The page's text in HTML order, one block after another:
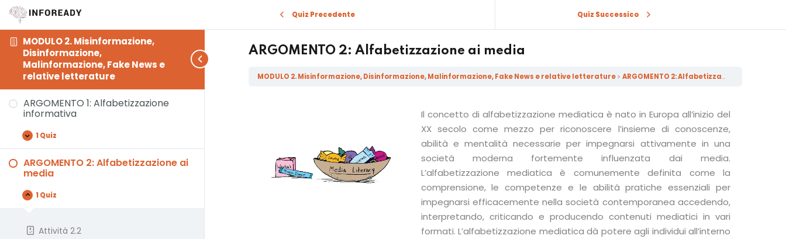
MODULO 2. Misinformazione,
Disinformazione,
Malinformazione, Fake News e
relative letterature
ARGOMENTO 1: Alfabetizzazione
informativa
1 Quiz
ARGOMENTO 2: Alfabetizzazione ai
media
1 Quiz
Attività 2.2
Quiz Precedente Quiz Successico
ARGOMENTO 2: Alfabetizzazione ai media
MODULO 2. Misinformazione, Disinformazione, Malinformazione, Fake News e relative letterature ARGOMENTO 2: Alfabetizzazione ai media
Il concetto di alfabetizzazione mediatica è nato in Europa all’inizio del
XX secolo come mezzo per riconoscere l’insieme di conoscenze,
abilità e mentalità necessarie per impegnarsi attivamente in una
società moderna fortemente influenzata dai media.
L’alfabetizzazione mediatica è comunemente definita come la
comprensione, le competenze e le abilità pratiche essenziali per
impegnarsi efficacemente nella società contemporanea accedendo,
interpretando, criticando e producendo contenuti mediatici in vari
formati. L’alfabetizzazione mediatica dà potere agli individui all’interno
Sign in
Don’t have an account?Sign up